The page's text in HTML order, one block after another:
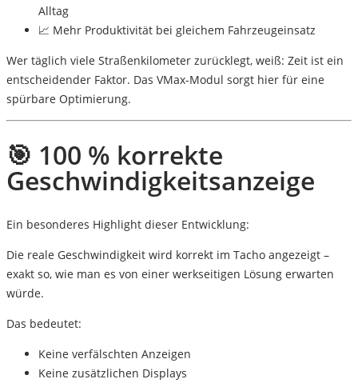
Alltag
📈 Mehr Produktivität bei gleichem Fahrzeugeinsatz
Wer täglich viele Straßenkilometer zurücklegt, weiß: Zeit ist ein
entscheidender Faktor. Das VMax-Modul sorgt hier für eine
spürbare Optimierung.
🎯 100 % korrekte
Geschwindigkeitsanzeige
Ein besonderes Highlight dieser Entwicklung:
Die reale Geschwindigkeit wird korrekt im Tacho angezeigt –
exakt so, wie man es von einer werkseitigen Lösung erwarten
würde.
Das bedeutet:
Keine verfälschten Anzeigen
Keine zusätzlichen Displays